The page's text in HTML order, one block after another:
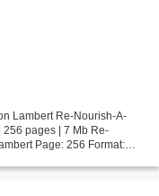
Lambert Re-Nourish-A-
pages | 7 Mb Re-
Page: 256 Format: